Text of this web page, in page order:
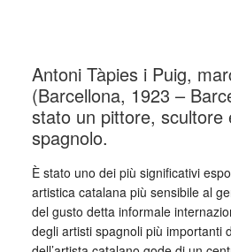
Antoni Tàpies i Puig,
(Barcellona, 1923 –
stato un pittore, scultore
spagnolo.
È stato uno dei più significativi
artistica catalana più sensibile al
del gusto detta informale
degli artisti spagnoli più importanti